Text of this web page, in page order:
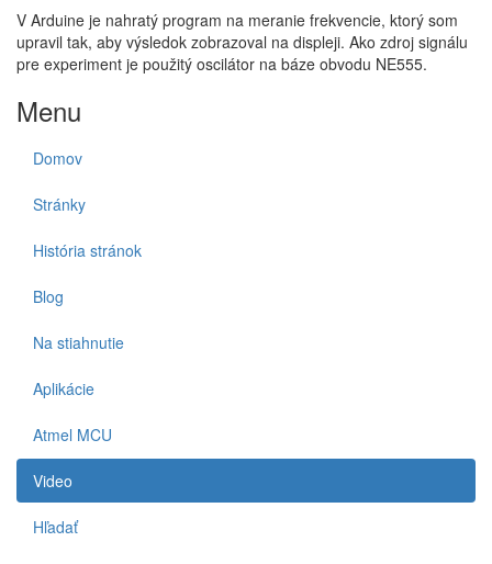
V Arduine je nahratý program na meranie frekvencie, ktorý som
upravil tak, aby výsledok zobrazoval na displeji. Ako zdroj signálu
pre experiment je použitý oscilátor na báze obvodu NE555.
Menu
Domov
Stránky
História stránok
Blog
Na stiahnutie
Aplikácie
Atmel MCU
Video
Hľadať